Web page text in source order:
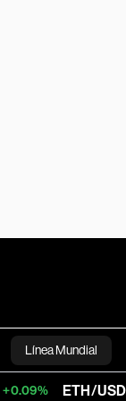
Línea Mundial
Bloomberg
ETH/USD 1,916.61